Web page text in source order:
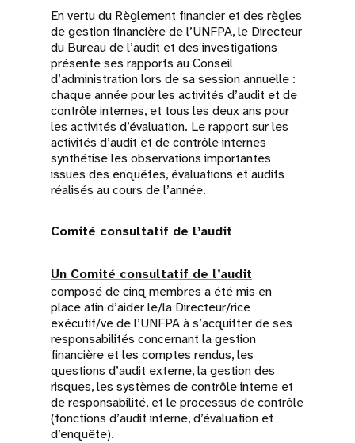
En vertu du Règlement financier et des règles
de gestion financière de l’UNFPA, le Directeur
du Bureau de l’audit et des investigations
présente ses rapports au Conseil
d’administration lors de sa session annuelle :
chaque année pour les activités d’audit et de
contrôle internes, et tous les deux ans pour
les activités d’évaluation. Le rapport sur les
activités d’audit et de contrôle internes
synthétise les observations importantes
issues des enquêtes, évaluations et audits
réalisés au cours de l’année.
Comité consultatif de l’audit
Un Comité consultatif de l’audit
composé de cinq membres a été mis en
place afin d’aider le/la Directeur/rice
exécutif/ve de l’UNFPA à s’acquitter de ses
responsabilités concernant la gestion
financière et les comptes rendus, les
questions d’audit externe, la gestion des
risques, les systèmes de contrôle interne et
de responsabilité, et le processus de contrôle
(fonctions d’audit interne, d’évaluation et
d’enquête).